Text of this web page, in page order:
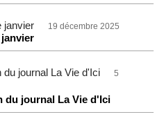
19 décembre 2025
5
du journal La Vie d'Ici